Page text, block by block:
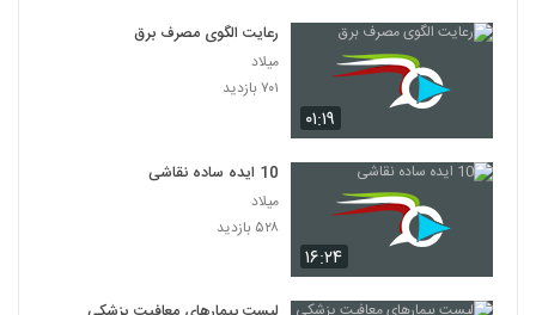
۰۱:۱۹
رعایت الگوی مصرف برق
میلاد
۷۰۱ بازدید
۱۶:۲۴
10 ایده ساده نقاشی
میلاد
۵۲۸ بازدید